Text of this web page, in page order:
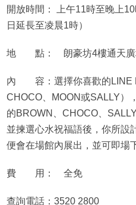
開放時間： 上午11時至晚上
日延長至凌晨1時）
地 點： 朗豪坊4樓通天廣
內 容：選擇你喜歡的LINE
CHOCO、MOON或SALLY）
的BROWN、CHOCO、
並揀選心水祝福語後，你所設
便會在場館內展出，並可即場
費 用： 全免
查詢電話：3520 2800